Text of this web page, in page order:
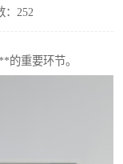
：252
的重要环节。